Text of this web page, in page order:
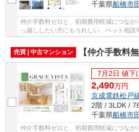
千葉県船橋市
仲介手数料ゼロと、初期費用軽減につなが
っ越ししたい方にもうれしい、ペット相談
売買 | 中古マンション
【仲介手数料無料】サ
7月2日 値下
2,490万円
京成電鉄松戸
2階 / 3LDK /
千葉県船橋市
仲介手数料ゼロと、初期費用軽減につなが